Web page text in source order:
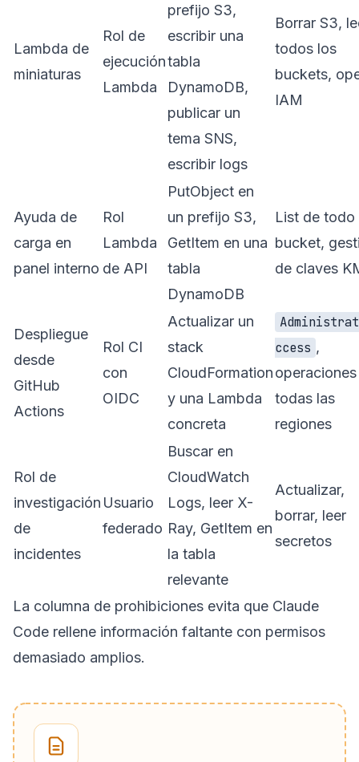
Lambda de
miniaturas
Rol de
ejecución
Lambda
prefijo S3,
escribir una
tabla
DynamoDB,
publicar un
tema SNS,
escribir logs
Borrar S3,
todos los
buckets,
IAM
Ayuda de
carga en
panel interno
Rol
Lambda
de API
PutObject en
un prefijo S3,
GetItem en una
tabla
DynamoDB
List de todo
bucket,
de claves
Despliegue
desde
GitHub
Actions
Rol CI
con
OIDC
Actualizar un
stack
CloudFormation
y una Lambda
concreta
ccess ,
todas las
regiones
Rol de
investigación
de
incidentes
Usuario
federado
Buscar en
CloudWatch
Logs, leer X-
Ray, GetItem en
la tabla
relevante
Actualizar,
borrar, leer
secretos
La columna de prohibiciones evita que Claude
Code rellene información faltante con permisos
demasiado amplios.